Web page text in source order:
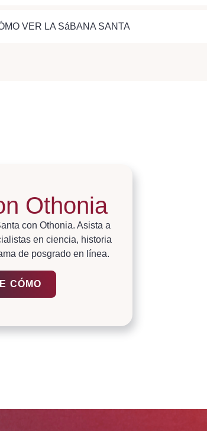
VER LA SáBANA SANTA
Othonia
con Othonia. Asista a
en ciencia, historia
de posgrado en línea.
CÓMO